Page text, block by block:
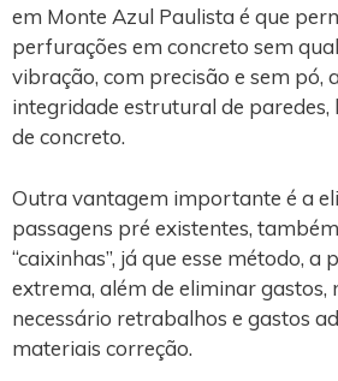
em Monte Azul Paulista é que
perfurações em concreto sem
vibração, com precisão e sem pó,
integridade estrutural de paredes,
de concreto.
Outra vantagem importante é a
passagens pré existentes,
“caixinhas”, já que esse método, a
extrema, além de eliminar gastos,
necessário retrabalhos e gastos
materiais correção.